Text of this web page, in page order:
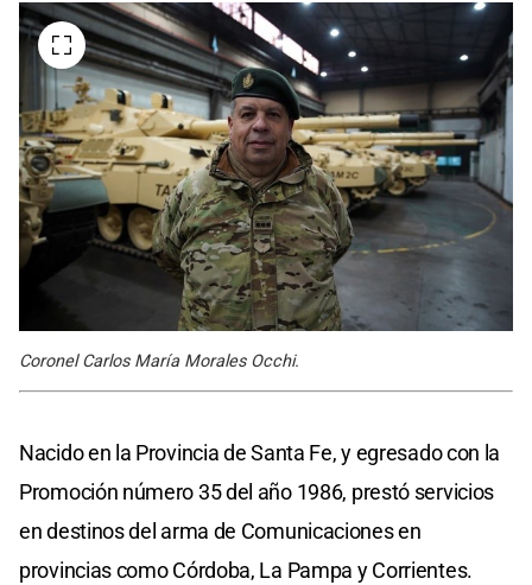
Coronel Carlos María Morales Occhi.
Nacido en la Provincia de Santa Fe, y egresado con la
Promoción número 35 del año 1986, prestó servicios
en destinos del arma de Comunicaciones en
provincias como Córdoba, La Pampa y Corrientes.